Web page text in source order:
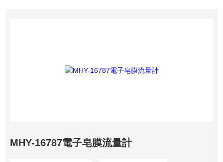
MHY-16787電子皂膜流量計